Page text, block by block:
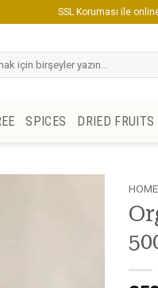
SSL Koruması ile
SPICES DRIED FRUITS
HOME